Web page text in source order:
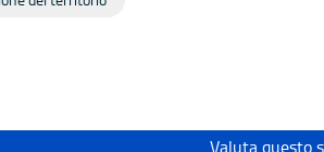
Valuta questo